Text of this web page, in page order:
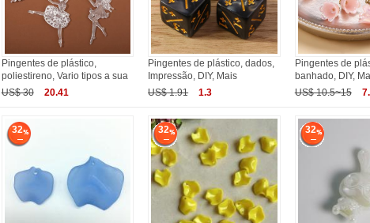
Pingentes de plástico,
poliestireno, Vario tipos a sua
US$ 30
20.41
Pingentes de plástico, dados,
Impressão, DIY, Mais
US$ 1.91
1.3
Pingentes de
banhado, DIY,
US$ 10.5~15
32 32 32